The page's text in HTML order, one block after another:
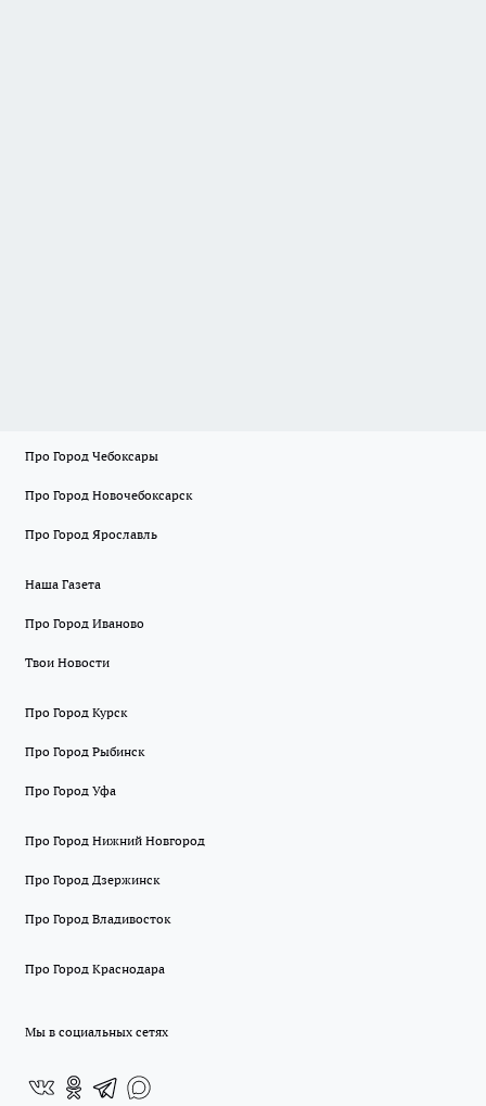
Про Город Чебоксары
Про Город Новочебоксарск
Про Город Ярославль
Наша Газета
Про Город Иваново
Твои Новости
Про Город Курск
Про Город Рыбинск
Про Город Уфа
Про Город Нижний Новгород
Про Город Дзержинск
Про Город Владивосток
Про Город Краснодара
Мы в социальных сетях